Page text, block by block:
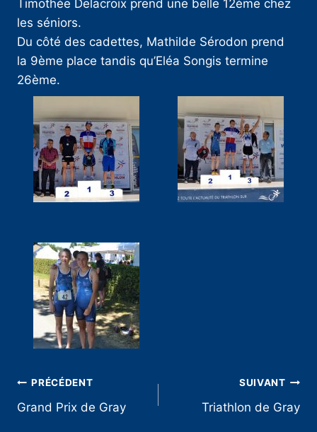
Timothée Delacroix prend une belle 12ème chez
les séniors.
Du côté des cadettes, Mathilde Sérodon prend
la 9ème place tandis qu’Eléa Songis termine
26ème.
Navigation
de
PRÉCÉDENT
Grand Prix de Gray
SUIVANT
Triathlon de Gray